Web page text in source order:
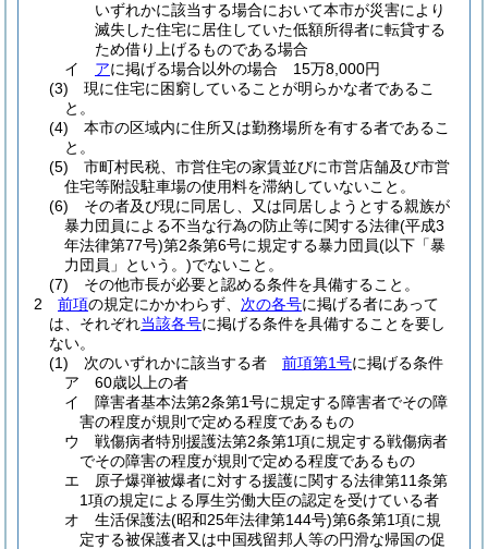
いずれかに該当する場合において本市が災害により
滅失した住宅に居住していた低額所得者に転貸する
ため借り上げるものである場合
イ
アに掲げる場合以外の場合 15万8,000円
(3)
現に住宅に困窮していることが明らかな者であるこ
と。
(4)
本市の区域内に住所又は勤務場所を有する者であるこ
と。
(5)
市町村民税、市営住宅の家賃並びに市営店舗及び市営
住宅等附設駐車場の使用料を滞納していないこと。
(6)
その者及び現に同居し、又は同居しようとする親族が
暴力団員による不当な行為の防止等に関する法律(平成3
年法律第77号)第2条第6号に規定する暴力団員(以下「暴
力団員」という。)でないこと。
(7)
その他市長が必要と認める条件を具備すること。
2
前項の規定にかかわらず、 次の各号に掲げる者にあって
は、それぞれ当該各号に掲げる条件を具備することを要し
ない。
(1)
次のいずれかに該当する者 前項第1号に掲げる条件
ア
60歳以上の者
イ
障害者基本法第2条第1号に規定する障害者でその障
害の程度が規則で定める程度であるもの
ウ
戦傷病者特別援護法第2条第1項に規定する戦傷病者
でその障害の程度が規則で定める程度であるもの
エ
原子爆弾被爆者に対する援護に関する法律第11条第
1項の規定による厚生労働大臣の認定を受けている者
オ
生活保護法(昭和25年法律第144号)第6条第1項に規
定する被保護者又は中国残留邦人等の円滑な帰国の促